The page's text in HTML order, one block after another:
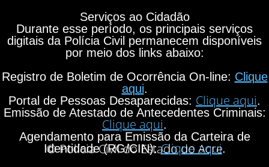
Serviços ao Cidadão
Durante esse período, os principais serviços
digitais da Polícia Civil permanecem disponíveis
por meio dos links abaixo:
Registro de Boletim de Ocorrência On-line: Clique
aqui.
Portal de Pessoas Desaparecidas: Clique aqui.
Emissão de Atestado de Antecedentes Criminais:
Clique aqui.
Agendamento para Emissão da Carteira de
Identidade (RG/CIN):Clique aqui.
© Polícia Civil do Estado do Acre